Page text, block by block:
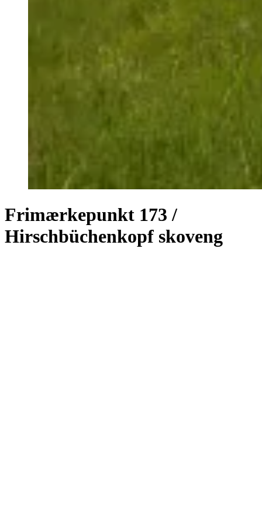
Frimærkepunkt 173 /
Hirschbüchenkopf skoveng